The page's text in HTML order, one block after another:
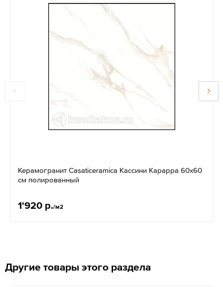
Керамогранит Casaticeramica Кассини Карарра 60х60
см полированный
1'920 р./м2
Другие товары этого раздела